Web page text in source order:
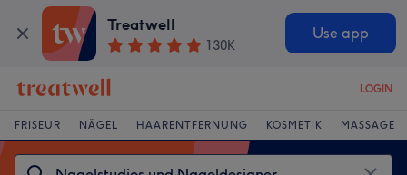
Treatwell
130K
Use app
LOGIN
FRISEUR NÄGEL HAARENTFERNUNG KOSMETIK MASSAGE